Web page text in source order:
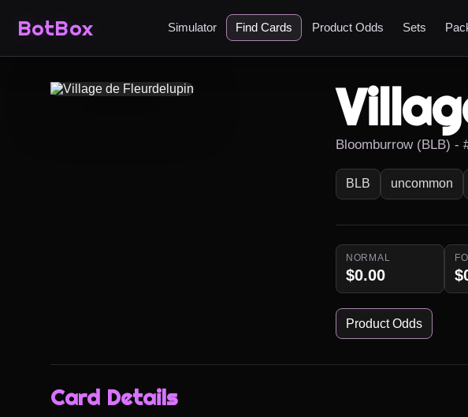
BotBox Simulator Find Cards Product Odds Sets
Bloomburrow (BLB) -
BLB uncommon
NORMAL
$0.00
Product Odds
Card Details